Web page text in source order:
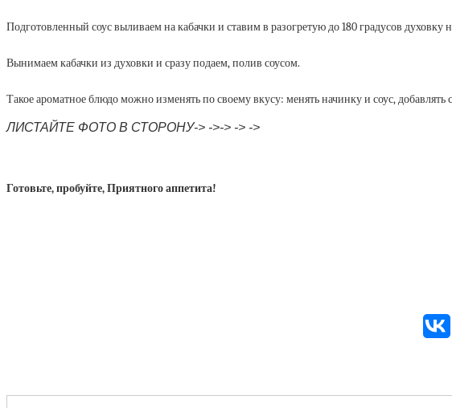
Подготовленный соус выливаем на кабачки и ставим в разогретую до 180 градусов
Вынимаем кабачки из духовки и сразу подаем, полив соусом.
Такое ароматное блюдо можно изменять по своему вкусу: менять начинку и соус,
ЛИСТАЙТЕ ФОТО В СТОРОНУ-> ->-> -> ->
Готовьте, пробуйте, Приятного аппетита!